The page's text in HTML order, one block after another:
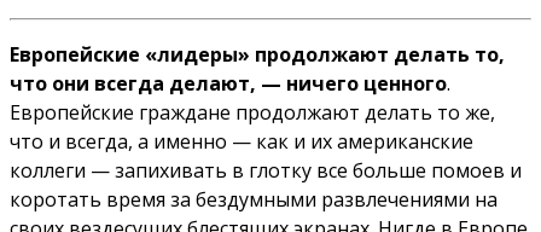
Европейские «лидеры» продолжают делать то,
что они всегда делают, — ничего ценного.
Европейские граждане продолжают делать то же,
что и всегда, а именно — как и их американские
коллеги — запихивать в глотку все больше помоев и
коротать время за бездумными развлечениями на